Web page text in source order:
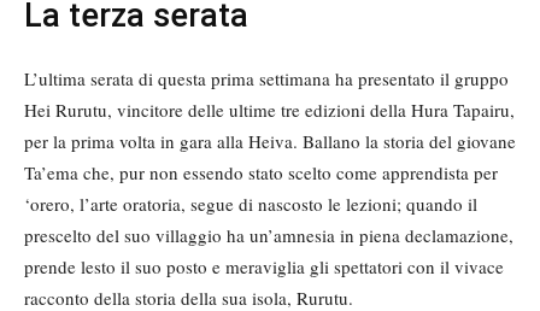
La terza serata
L’ultima serata di questa prima settimana ha presentato il gruppo
Hei Rurutu, vincitore delle ultime tre edizioni della Hura Tapairu,
per la prima volta in gara alla Heiva. Ballano la storia del giovane
Ta’ema che, pur non essendo stato scelto come apprendista per
‘orero, l’arte oratoria, segue di nascosto le lezioni; quando il
prescelto del suo villaggio ha un’amnesia in piena declamazione,
prende lesto il suo posto e meraviglia gli spettatori con il vivace
racconto della storia della sua isola, Rurutu.